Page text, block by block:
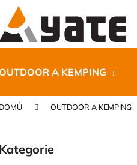
A KEMPING
DOMŮ OUTDOOR A KEMPING
Přeskočit
kategorie
Kategorie